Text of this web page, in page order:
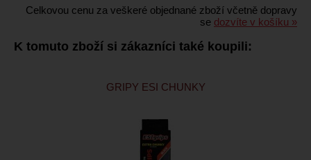
Celkovou cenu za veškeré objednané zboží včetně dopravy
se dozvíte v košíku »
K tomuto zboží si zákazníci také koupili:
GRIPY ESI CHUNKY